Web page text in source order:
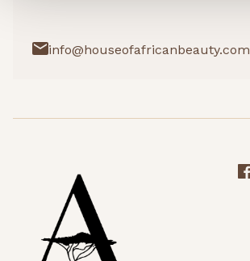
info@houseofafricanbeauty.com